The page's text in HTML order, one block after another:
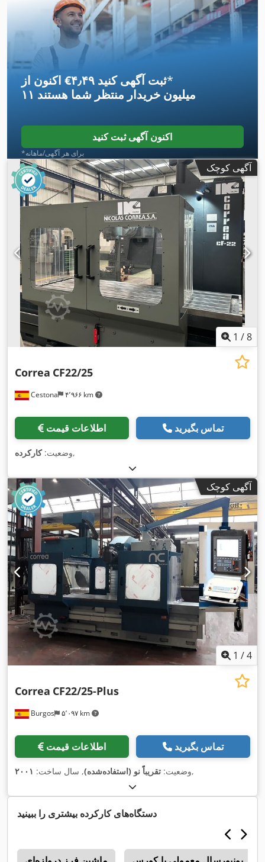
اکنون از ‎€۴٫۴۹ ثبت آگهی کنید*
۱۱ میلیون خریدار منتظر شما هستند
اکنون آگهی ثبت کنید
*برای هر آگهی/ماهانه
آگهی کوچک
1 /8
Cestona ۴٬۹۶۶ km
Correa CF22/25
اطلاعات قیمت تماس بگیرید
وضعیت:کارکرده ,
آگهی کوچک
1 /4
Burgos ۵٬۰۹۷ km
Correa CF22/25-Plus
اطلاعات قیمت تماس بگیرید
وضعیت: تقریباً نو (استفاده‌شده), سال ساخت: ۲۰۰۱ ,
دستگاه‌های کارکرده بیشتری را ببینید